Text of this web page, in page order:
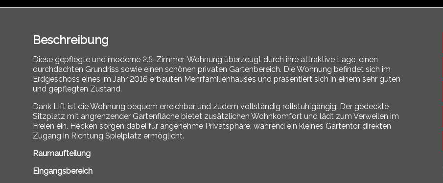
Beschreibung
Diese gepflegte und moderne 2.5-Zimmer-Wohnung überzeugt durch ihre attraktive Lage, einen
durchdachten Grundriss sowie einen schönen privaten Gartenbereich. Die Wohnung befindet sich im
Erdgeschoss eines im Jahr 2016 erbauten Mehrfamilienhauses und präsentiert sich in einem sehr guten
und gepflegten Zustand.
Dank Lift ist die Wohnung bequem erreichbar und zudem vollständig rollstuhlgängig. Der gedeckte
Sitzplatz mit angrenzender Gartenfläche bietet zusätzlichen Wohnkomfort und lädt zum Verweilen im
Freien ein. Hecken sorgen dabei für angenehme Privatsphäre, während ein kleines Gartentor direkten
Zugang in Richtung Spielplatz ermöglicht.
Raumaufteilung
Eingangsbereich